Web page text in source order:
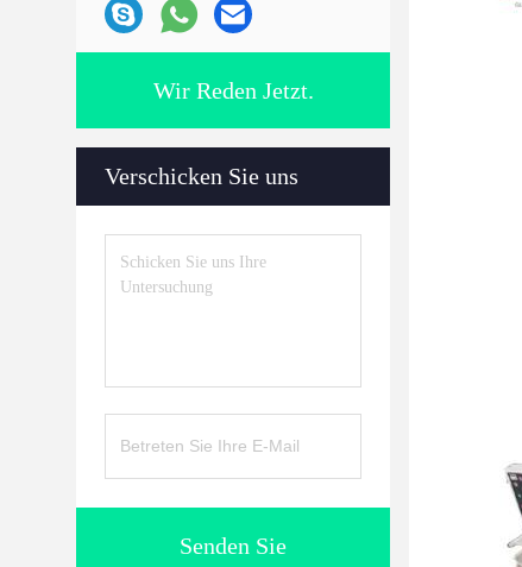
Wir Reden Jetzt.
Verschicken Sie uns
Senden Sie